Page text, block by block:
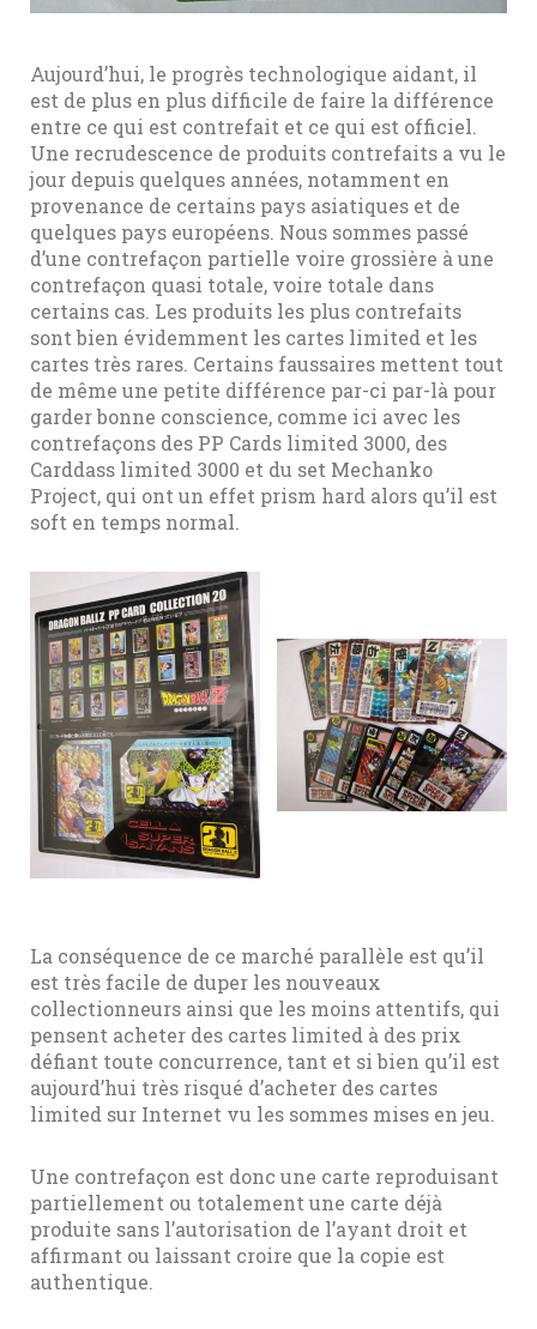
Aujourd’hui, le progrès technologique aidant, il
est de plus en plus difficile de faire la différence
entre ce qui est contrefait et ce qui est officiel.
Une recrudescence de produits contrefaits a vu le
jour depuis quelques années, notamment en
provenance de certains pays asiatiques et de
quelques pays européens. Nous sommes passé
d’une contrefaçon partielle voire grossière à une
contrefaçon quasi totale, voire totale dans
certains cas. Les produits les plus contrefaits
sont bien évidemment les cartes limited et les
cartes très rares. Certains faussaires mettent tout
de même une petite différence par-ci par-là pour
garder bonne conscience, comme ici avec les
contrefaçons des PP Cards limited 3000, des
Carddass limited 3000 et du set Mechanko
Project, qui ont un effet prism hard alors qu’il est
soft en temps normal.
La conséquence de ce marché parallèle est qu’il
est très facile de duper les nouveaux
collectionneurs ainsi que les moins attentifs, qui
pensent acheter des cartes limited à des prix
défiant toute concurrence, tant et si bien qu’il est
aujourd’hui très risqué d’acheter des cartes
limited sur Internet vu les sommes mises en jeu.
Une contrefaçon est donc une carte reproduisant
partiellement ou totalement une carte déjà
produite sans l’autorisation de l’ayant droit et
affirmant ou laissant croire que la copie est
authentique.